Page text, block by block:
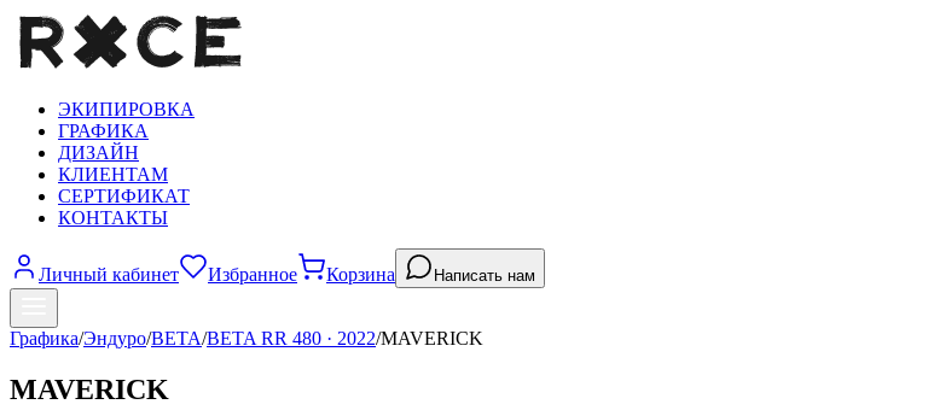
ЭКИПИРОВКА
ГРАФИКА
ДИЗАЙН
КЛИЕНТАМ
СЕРТИФИКАТ
КОНТАКТЫ
Личный кабинет Избранное Корзина Написать нам
Графика/Эндуро/BETA/BETA RR 480 · 2022/MAVERICK
MAVERICK